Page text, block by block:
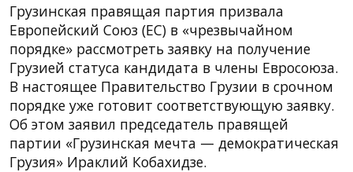
Грузинская правящая партия призвала
Европейский Союз (ЕС) в «чрезвычайном
порядке» рассмотреть заявку на получение
Грузией статуса кандидата в члены Евросоюза.
В настоящее Правительство Грузии в срочном
порядке уже готовит соответствующую заявку.
Об этом заявил председатель правящей
партии «Грузинская мечта — демократическая
Грузия» Ираклий Кобахидзе.